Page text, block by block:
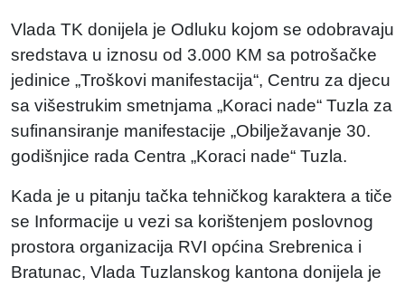
Vlada TK donijela je Odluku kojom se odobravaju
sredstava u iznosu od 3.000 KM sa potrošačke
jedinice „Troškovi manifestacija“, Centru za djecu
sa višestrukim smetnjama „Koraci nade“ Tuzla za
sufinansiranje manifestacije „Obilježavanje 30.
godišnjice rada Centra „Koraci nade“ Tuzla.
Kada je u pitanju tačka tehničkog karaktera a tiče
se Informacije u vezi sa korištenjem poslovnog
prostora organizacija RVI općina Srebrenica i
Bratunac, Vlada Tuzlanskog kantona donijela je